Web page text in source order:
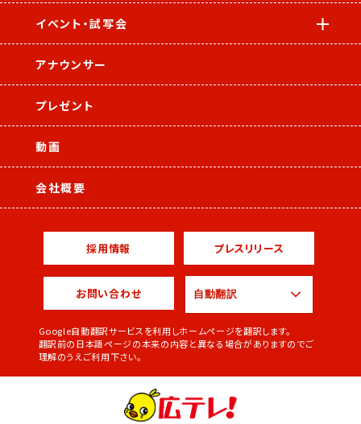
イベント・試写会
アナウンサー
プレゼント
動画
会社概要
採用情報 プレスリリース
お問い合わせ
Google自動翻訳サービスを利用しホームページを翻訳します。
翻訳前の日本語ページの本来の内容と異なる場合がありますのでご
理解のうえご利用下さい。